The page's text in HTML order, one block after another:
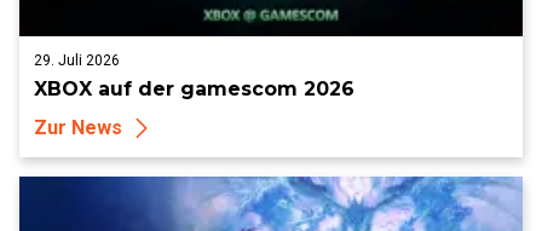
29. Juli 2026
XBOX auf der gamescom 2026
Zur News